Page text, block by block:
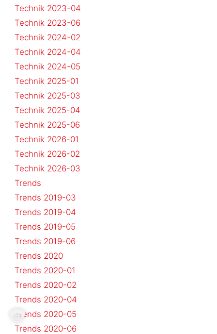
Technik 2023-04
Technik 2023-06
Technik 2024-02
Technik 2024-04
Technik 2024-05
Technik 2025-01
Technik 2025-03
Technik 2025-04
Technik 2025-06
Technik 2026-01
Technik 2026-02
Technik 2026-03
Trends
Trends 2019-03
Trends 2019-04
Trends 2019-05
Trends 2019-06
Trends 2020
Trends 2020-01
Trends 2020-02
Trends 2020-04
Trends 2020-05
Trends 2020-06